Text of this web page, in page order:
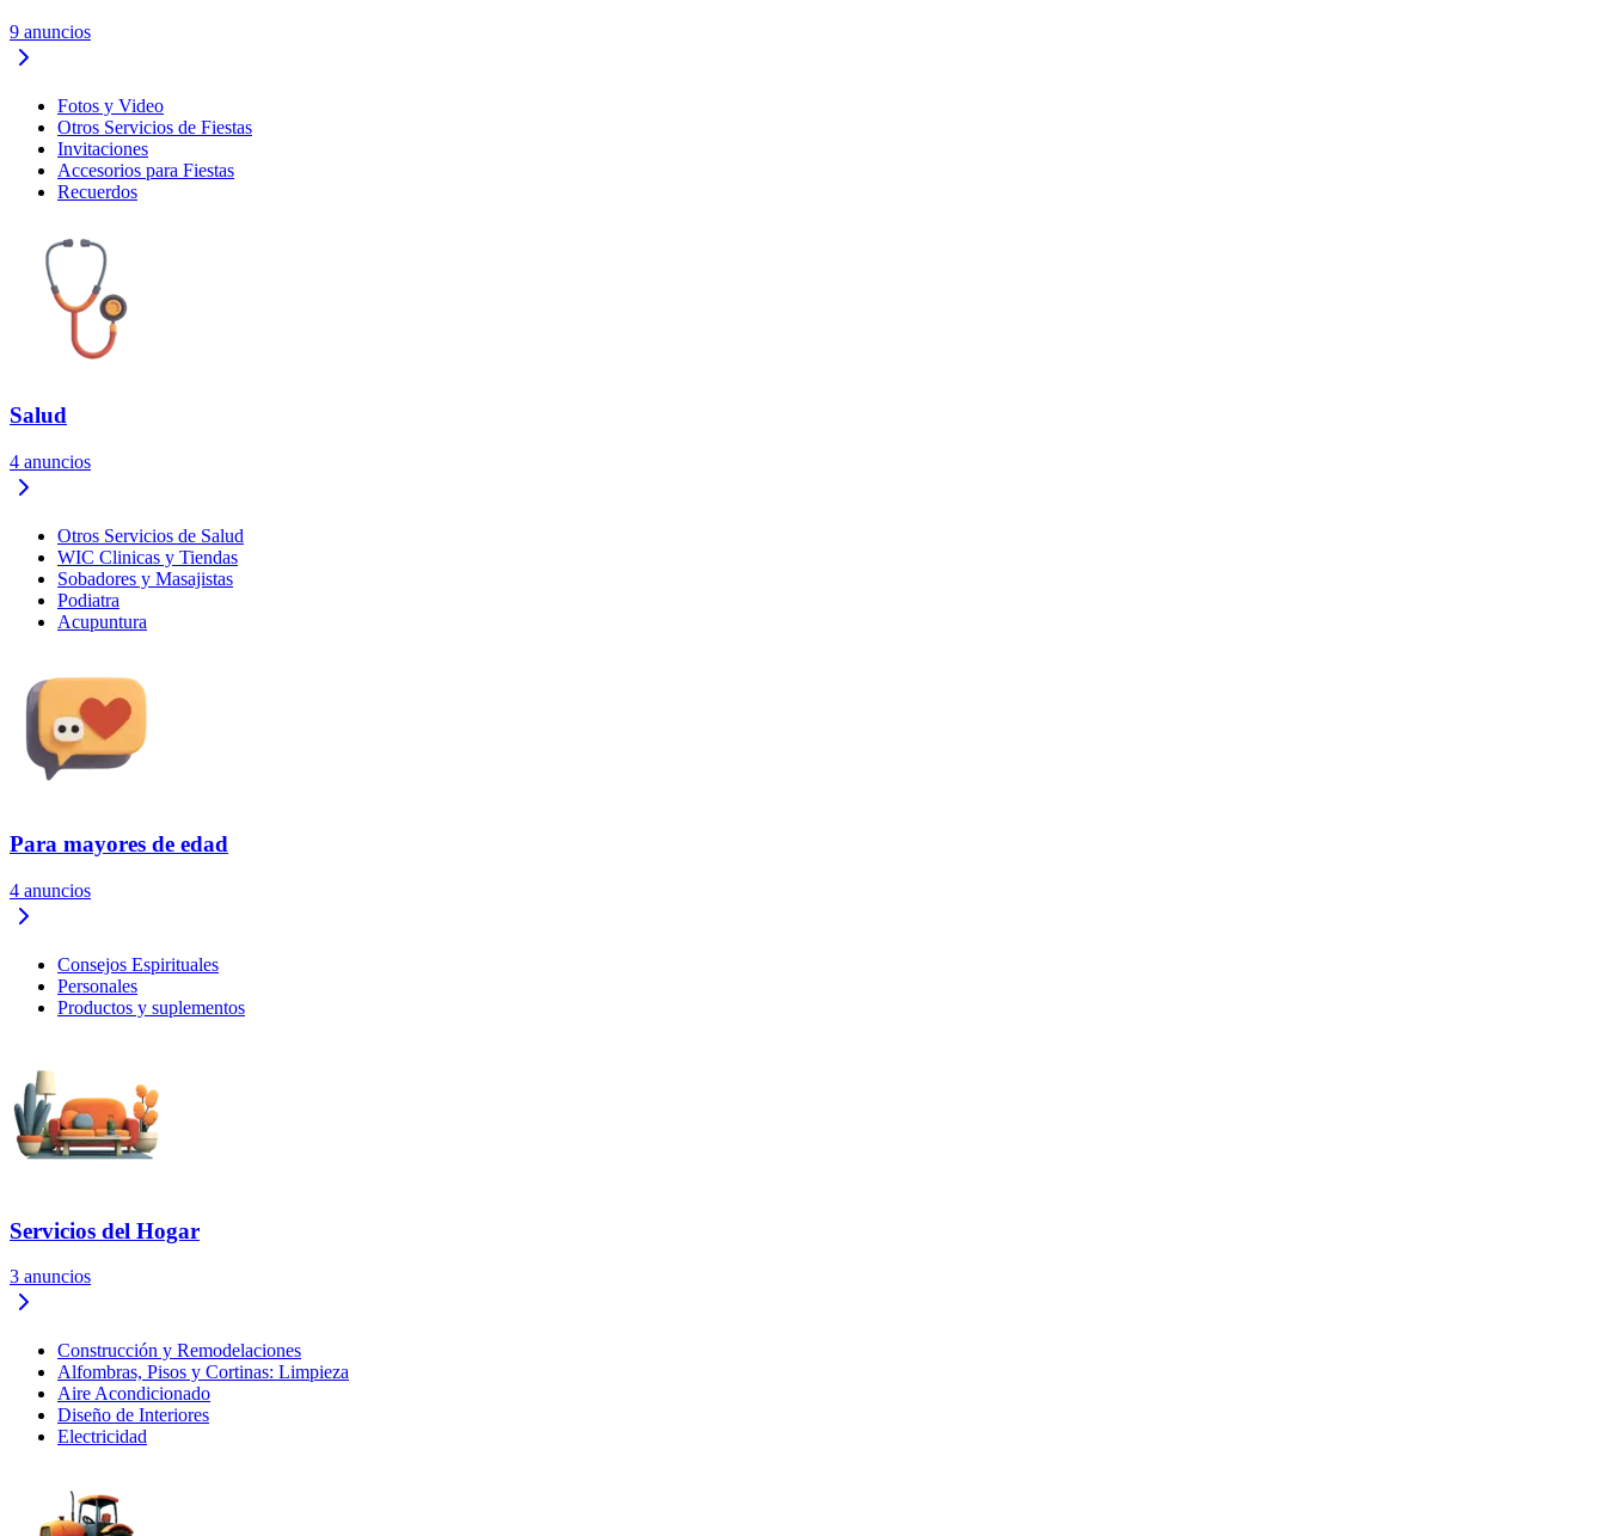
9 anuncios
Fotos y Video
Otros Servicios de Fiestas
Invitaciones
Accesorios para Fiestas
Recuerdos
Salud
4 anuncios
Otros Servicios de Salud
WIC Clinicas y Tiendas
Sobadores y Masajistas
Podiatra
Acupuntura
Para mayores de edad
4 anuncios
Consejos Espirituales
Personales
Productos y suplementos
Servicios del Hogar
3 anuncios
Construcción y Remodelaciones
Alfombras, Pisos y Cortinas: Limpieza
Aire Acondicionado
Diseño de Interiores
Electricidad